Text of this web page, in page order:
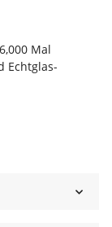
Mal
Echtglas-